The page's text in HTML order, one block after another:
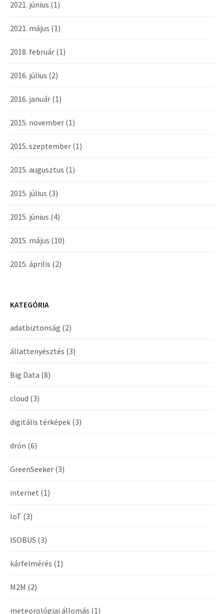
2021. június (1)
2021. május (1)
2018. február (1)
2016. július (2)
2016. január (1)
2015. november (1)
2015. szeptember (1)
2015. augusztus (1)
2015. július (3)
2015. június (4)
2015. május (10)
2015. április (2)
KATEGÓRIA
adatbiztonság (2)
állattenyésztés (3)
Big Data (8)
cloud (3)
digitális térképek (3)
drón (6)
GreenSeeker (3)
internet (1)
IoT (3)
ISOBUS (3)
kárfelmérés (1)
M2M (2)
meteorológiai állomás (1)